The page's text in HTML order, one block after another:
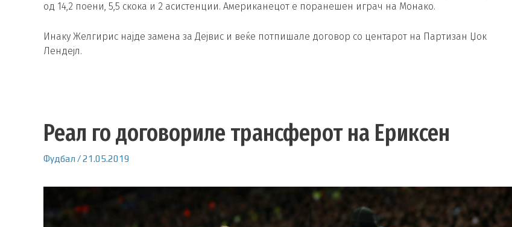
од 14,2 поени, 5,5 скока и 2 асистенции. Американецот е поранешен играч на Монако.
Инаку Желгирис најде замена за Дејвис и веќе потпишале договор со центарот на Партизан Џок
Лендејл.
Реал го договориле трансферот на Ериксен
Фудбал /21.05.2019